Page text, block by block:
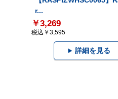
r...
￥3,269
税込￥3,595
詳細を見る